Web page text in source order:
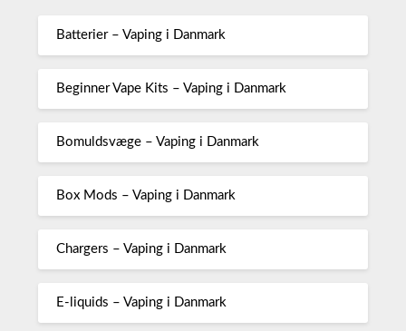
Batterier – Vaping i Danmark
Beginner Vape Kits – Vaping i Danmark
Bomuldsvæge – Vaping i Danmark
Box Mods – Vaping i Danmark
Chargers – Vaping i Danmark
E-liquids – Vaping i Danmark